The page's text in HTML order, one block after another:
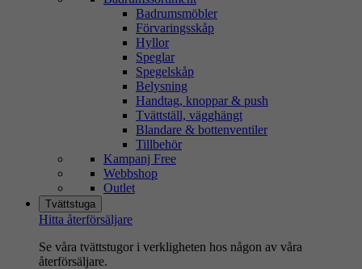
Badrumsmöbler
Förvaringsskåp
Hyllor
Speglar
Spegelskåp
Belysning
Handtag, knoppar & push
Tvättställ, vägghängt
Blandare & bottenventiler
Tillbehör
Kampanj Free
Webbshop
Outlet
Tvättstuga
Hitta återförsäljare
Se våra tvättstugor i verkligheten hos någon av våra
återförsäljare.